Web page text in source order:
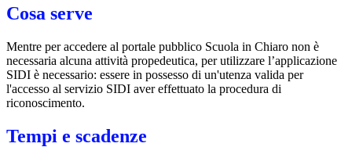
Cosa serve
Mentre per accedere al portale pubblico Scuola in Chiaro non è
necessaria alcuna attività propedeutica, per utilizzare l’applicazione
SIDI è necessario: essere in possesso di un'utenza valida per
l'accesso al servizio SIDI aver effettuato la procedura di
riconoscimento.
Tempi e scadenze